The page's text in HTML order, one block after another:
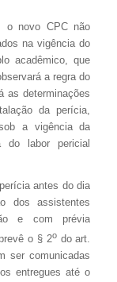
novo CPC não
na vigência do
acadêmico, que
a regra do
as determinações
da perícia,
a vigência da
do labor pericial
antes do dia
dos assistentes
e com prévia
o § 2odo art.
ser comunicadas
entregues até o